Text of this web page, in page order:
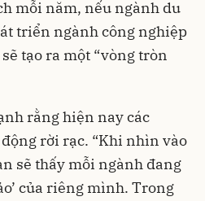
mỗi năm, nếu ngành du
triển ngành công nghiệp
tạo ra một “vòng tròn
rằng hiện nay các
rời rạc. “Khi nhìn vào
sẽ thấy mỗi ngành đang
của riêng mình. Trong